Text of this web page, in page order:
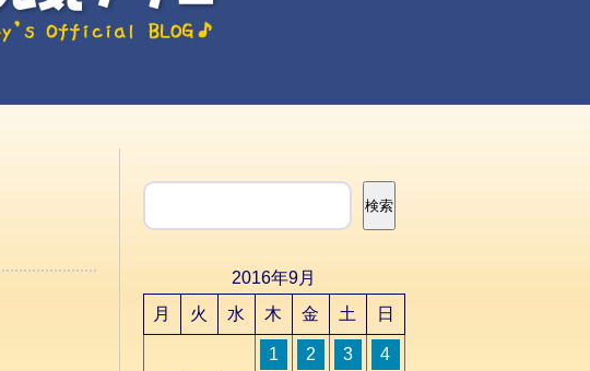
検索
検索
2016年9月
月
火 水 木 金 土 日
1 2 3 4